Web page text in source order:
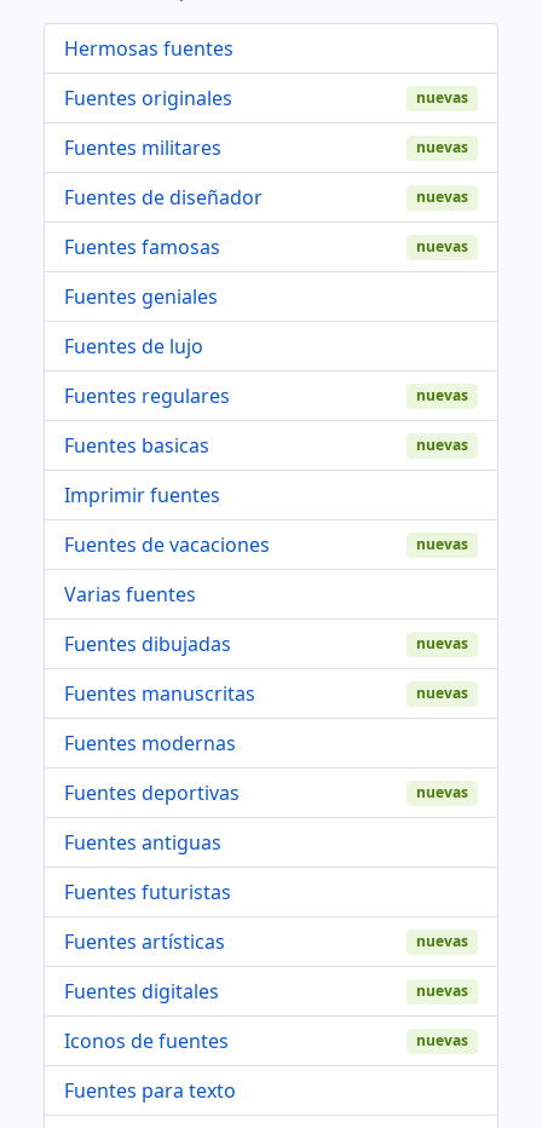
Hermosas fuentes
Fuentes originales
nuevas
Fuentes militares nuevas
Fuentes de diseñador nuevas
Fuentes famosas nuevas
Fuentes geniales
Fuentes de lujo
Fuentes regulares
nuevas
Fuentes basicas nuevas
Imprimir fuentes
Fuentes de vacaciones
nuevas
Varias fuentes
Fuentes dibujadas
nuevas
Fuentes manuscritas nuevas
Fuentes modernas
Fuentes deportivas
nuevas
Fuentes antiguas
Fuentes futuristas
Fuentes artísticas
nuevas
Fuentes digitales nuevas
Iconos de fuentes nuevas
Fuentes para texto